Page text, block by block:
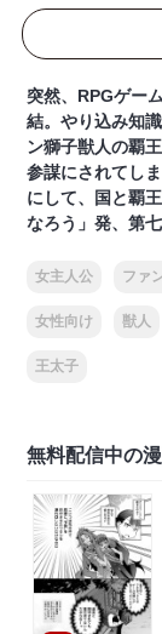
突然、RPGゲー
結。やり込み知
ン獅子獣人の覇
参謀にされてし
にして、国と覇
なろう」発、第
女主人公 ファ
女性向け 獣人
王太子
無料配信中の